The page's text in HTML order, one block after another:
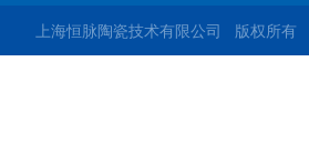
上海恒脉陶瓷技术有限公司 版权所有